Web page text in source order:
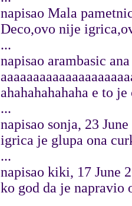
napisao Mala
Deco,ovo nije
...
napisao arambasic
ahahahahahaha e to
...
napisao sonja, 23
igrica je glupa ona
...
napisao kiki, 17 June
ko god da je napravio